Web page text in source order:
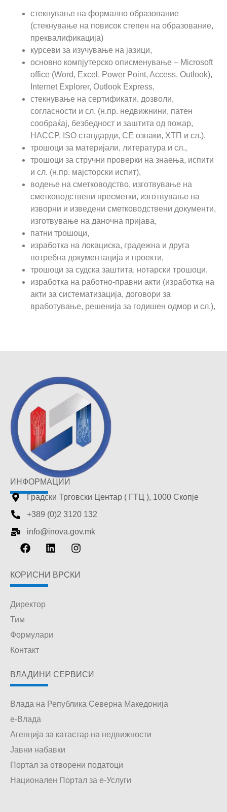
стекнување на формално образование
(стекнување на повисок степен на образование,
преквалификација)
курсеви за изучување на јазици,
основно компјутерско описменување – Microsoft
office (Word, Excel, Power Point, Access, Outlook),
Internet Explorer, Outlook Express,
стекнување на сертификати, дозволи,
согласности и сл. (н.пр. недвижнини, патен
сообраќај, безбедност и заштита од пожар,
HACCP, ISO стандарди, CE ознаки, ХТП и сл.),
трошоци за материјали, литература и сл.,
трошоци за стручни проверки на знаења, испити
и сл. (н.пр. мајсторски испит),
водење на сметководство, изготвување на
сметководствени пресметки, изготвување на
изворни и изведени сметководствени документи,
изготвување на даночна пријава,
патни трошоци,
изработка на локациска, градежна и друга
потребна документација и проекти,
трошоци за судска заштита, нотарски трошоци,
изработка на работно-правни акти (изработка на
акти за систематизација, договори за
вработување, решенија за годишен одмор и сл.),
ИНФОРМАЦИИ
Градски Трговски Центар ( ГТЦ ), 1000 Скопје
+389 (0)2 3120 132
info@inova.gov.mk
КОРИСНИ ВРСКИ
Директор
Тим
Формулари
Контакт
ВЛАДИНИ СЕРВИСИ
Влада на Република Северна Македонија
е-Влада
Агенција за катастар на недвижности
Јавни набавки
Портал за отворени податоци
Национален Портал за е-Услуги